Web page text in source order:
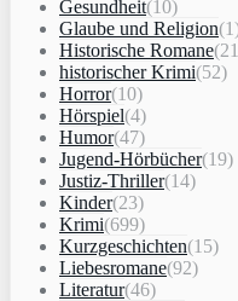
Gesundheit(10)
Glaube und Religion
Historische Romane
historischer Krimi(52)
Horror(10)
Hörspiel(4)
Humor(47)
Jugend-Hörbücher(19)
Justiz-Thriller(14)
Kinder(23)
Krimi(699)
Kurzgeschichten(15)
Liebesromane(92)
Literatur(46)